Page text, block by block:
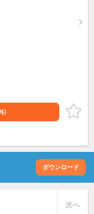
）
ダウンロード
次へ